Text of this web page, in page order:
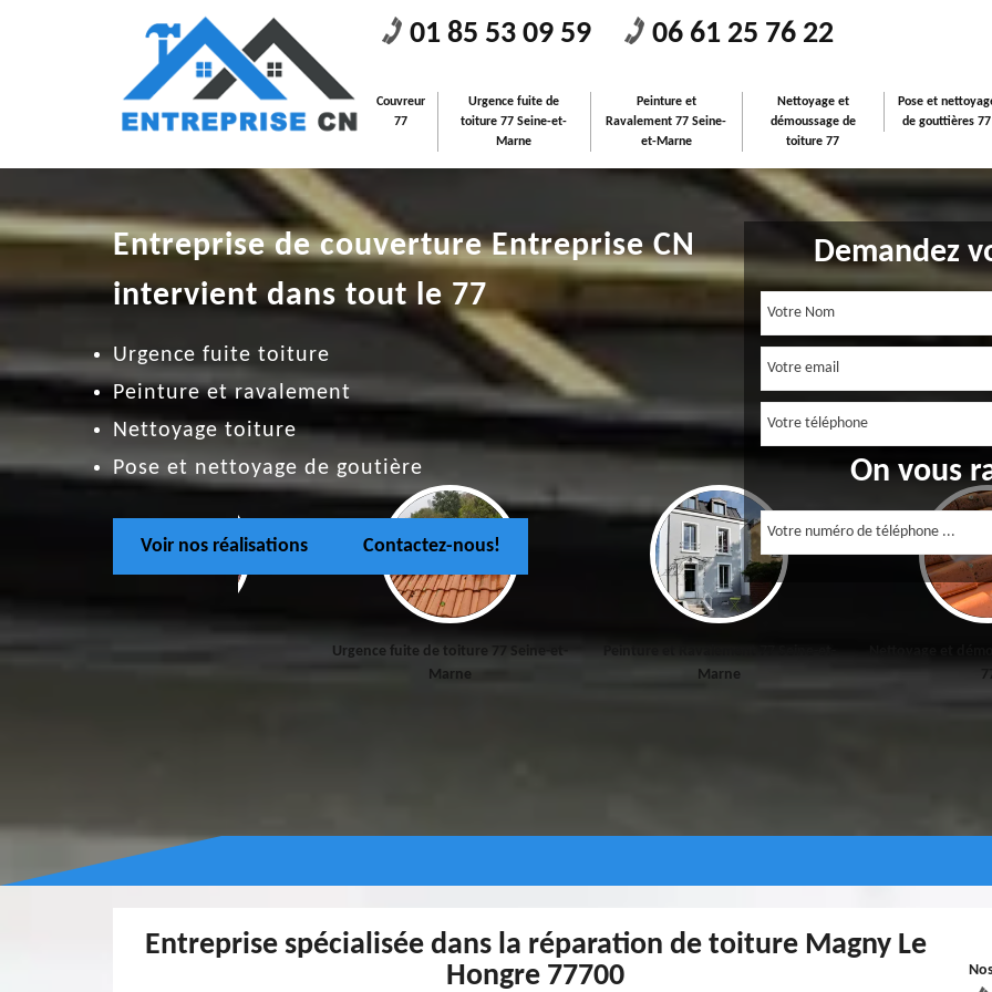
01 85 53 09 59 06 61 25 76 22
Couvreur
77
Urgence fuite de
toiture 77 Seine-et-
Marne
Peinture et
Ravalement 77 Seine-
et-Marne
Nettoyage et
démoussage de
toiture 77
Pose et
de gouttières 77
Entreprise de couverture Entreprise CN
intervient dans tout le 77
Urgence fuite toiture
Peinture et ravalement
Nettoyage toiture
Pose et nettoyage de goutière
Voir nos réalisations Contactez-nous!
Demandez
On vous
Urgence fuite de toiture 77 Seine-et-
Marne
Marne
Entreprise spécialisée dans la réparation de toiture Magny Le
Hongre 77700